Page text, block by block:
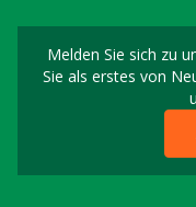
Melden Sie sich zu
Sie als erstes von